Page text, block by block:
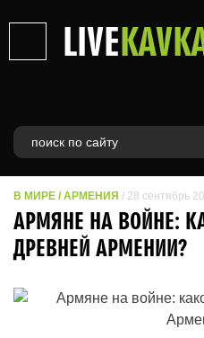
LIVE
В МИРЕ /АРМЕНИЯ / 28 сентябрь
АРМЯНЕ НА ВОЙНЕ:
ДРЕВНЕЙ АРМЕНИИ?